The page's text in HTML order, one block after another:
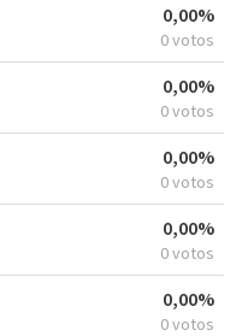
0,00%
0 votos
0,00%
0 votos
0,00%
0 votos
0,00%
0 votos
0,00%
0 votos